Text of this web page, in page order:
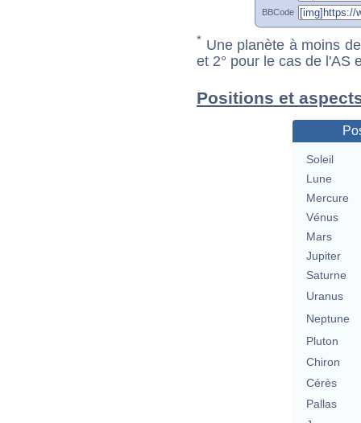
BBCode
* Une planète à moins
et 2° pour le cas de l'AS
Positions et
Soleil
Lune
Mercure
Vénus
Mars
Jupiter
Saturne
Uranus
Neptune
Pluton
Chiron
Cérès
Pallas